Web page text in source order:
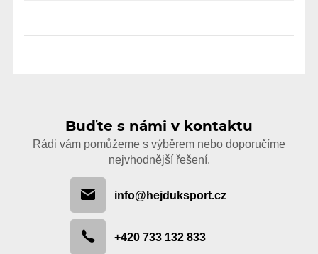
Buďte s námi v kontaktu
Rádi vám pomůžeme s výběrem nebo doporučíme
nejvhodnější řešení.
info@hejduksport.cz
+420 733 132 833